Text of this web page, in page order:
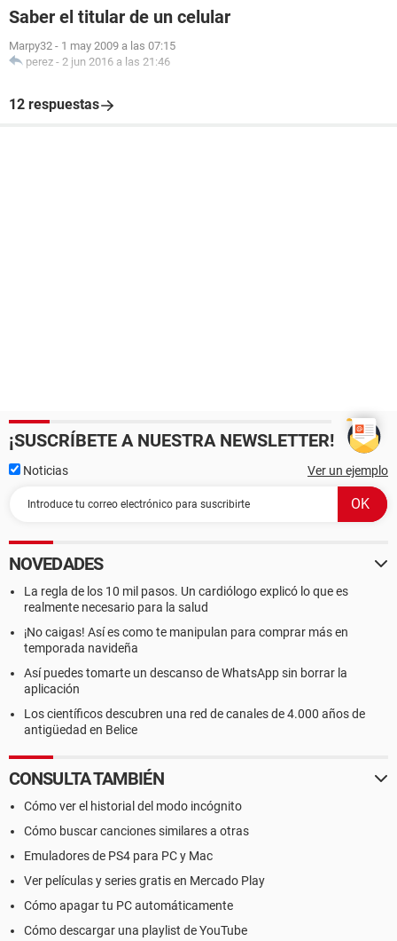
Saber el titular de un celular
Marpy32 - 1 may 2009 a las 07:15
perez - 2 jun 2016 a las 21:46
12 respuestas
¡SUSCRÍBETE A NUESTRA NEWSLETTER!
Noticias Ver un ejemplo
NOVEDADES
La regla de los 10 mil pasos. Un cardiólogo explicó lo que es
realmente necesario para la salud
¡No caigas! Así es como te manipulan para comprar más en
temporada navideña
Así puedes tomarte un descanso de WhatsApp sin borrar la
aplicación
Los científicos descubren una red de canales de 4.000 años de
antigüedad en Belice
CONSULTA TAMBIÉN
Cómo ver el historial del modo incógnito
Cómo buscar canciones similares a otras
Emuladores de PS4 para PC y Mac
Ver películas y series gratis en Mercado Play
Cómo apagar tu PC automáticamente
Cómo descargar una playlist de YouTube